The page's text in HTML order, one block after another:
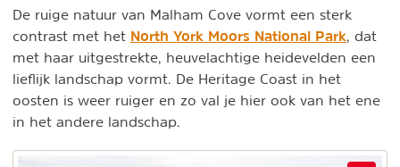
De ruige natuur van Malham Cove vormt een sterk
contrast met het North York Moors National Park , dat
met haar uitgestrekte, heuvelachtige heidevelden een
lieflijk landschap vormt. De Heritage Coast in het
oosten is weer ruiger en zo val je hier ook van het ene
in het andere landschap.